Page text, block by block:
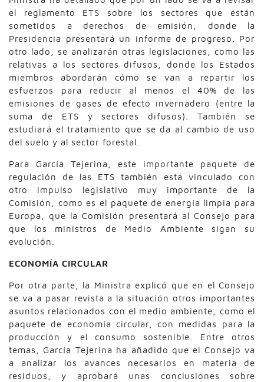
el reglamento ETS sobre los sectores que están
sometidos a derechos de emisión, donde la
Presidencia presentará un informe de progreso. Por
otro lado, se analizarán otras legislaciones, como las
relativas a los sectores difusos, donde los Estados
miembros abordarán cómo se van a repartir los
esfuerzos para reducir al menos el 40% de las
emisiones de gases de efecto invernadero (entre la
suma de ETS y sectores difusos). También se
estudiará el tratamiento que se da al cambio de uso
del suelo y al sector forestal.
Para García Tejerina, este importante paquete de
regulación de las ETS también está vinculado con
otro impulso legislativo muy importante de la
Comisión, como es el paquete de energía limpia para
Europa, que la Comisión presentará al Consejo para
que los ministros de Medio Ambiente sigan su
evolución.
ECONOMÍA CIRCULAR
Por otra parte, la Ministra explicó que en el Consejo
se va a pasar revista a la situación otros importantes
asuntos relacionados con el medio ambiente, como el
paquete de economía circular, con medidas para la
producción y el consumo sostenible. Entre otros
temas, García Tejerina ha añadido que el Consejo va
a analizar los avances necesarios en materia de
residuos, y aprobará unas conclusiones sobre